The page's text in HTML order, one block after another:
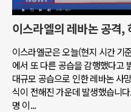
이스라엘의 레바논 공격,
이스라엘군은 오늘(현지 시간 기
에서 또 다른 공습을 감행했다고
대규모 공습으로 인한 레바논 사
식이 전해진 가운데 발생했습니
명 이...